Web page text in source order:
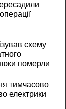
схему
померли
тимчасово
електрики